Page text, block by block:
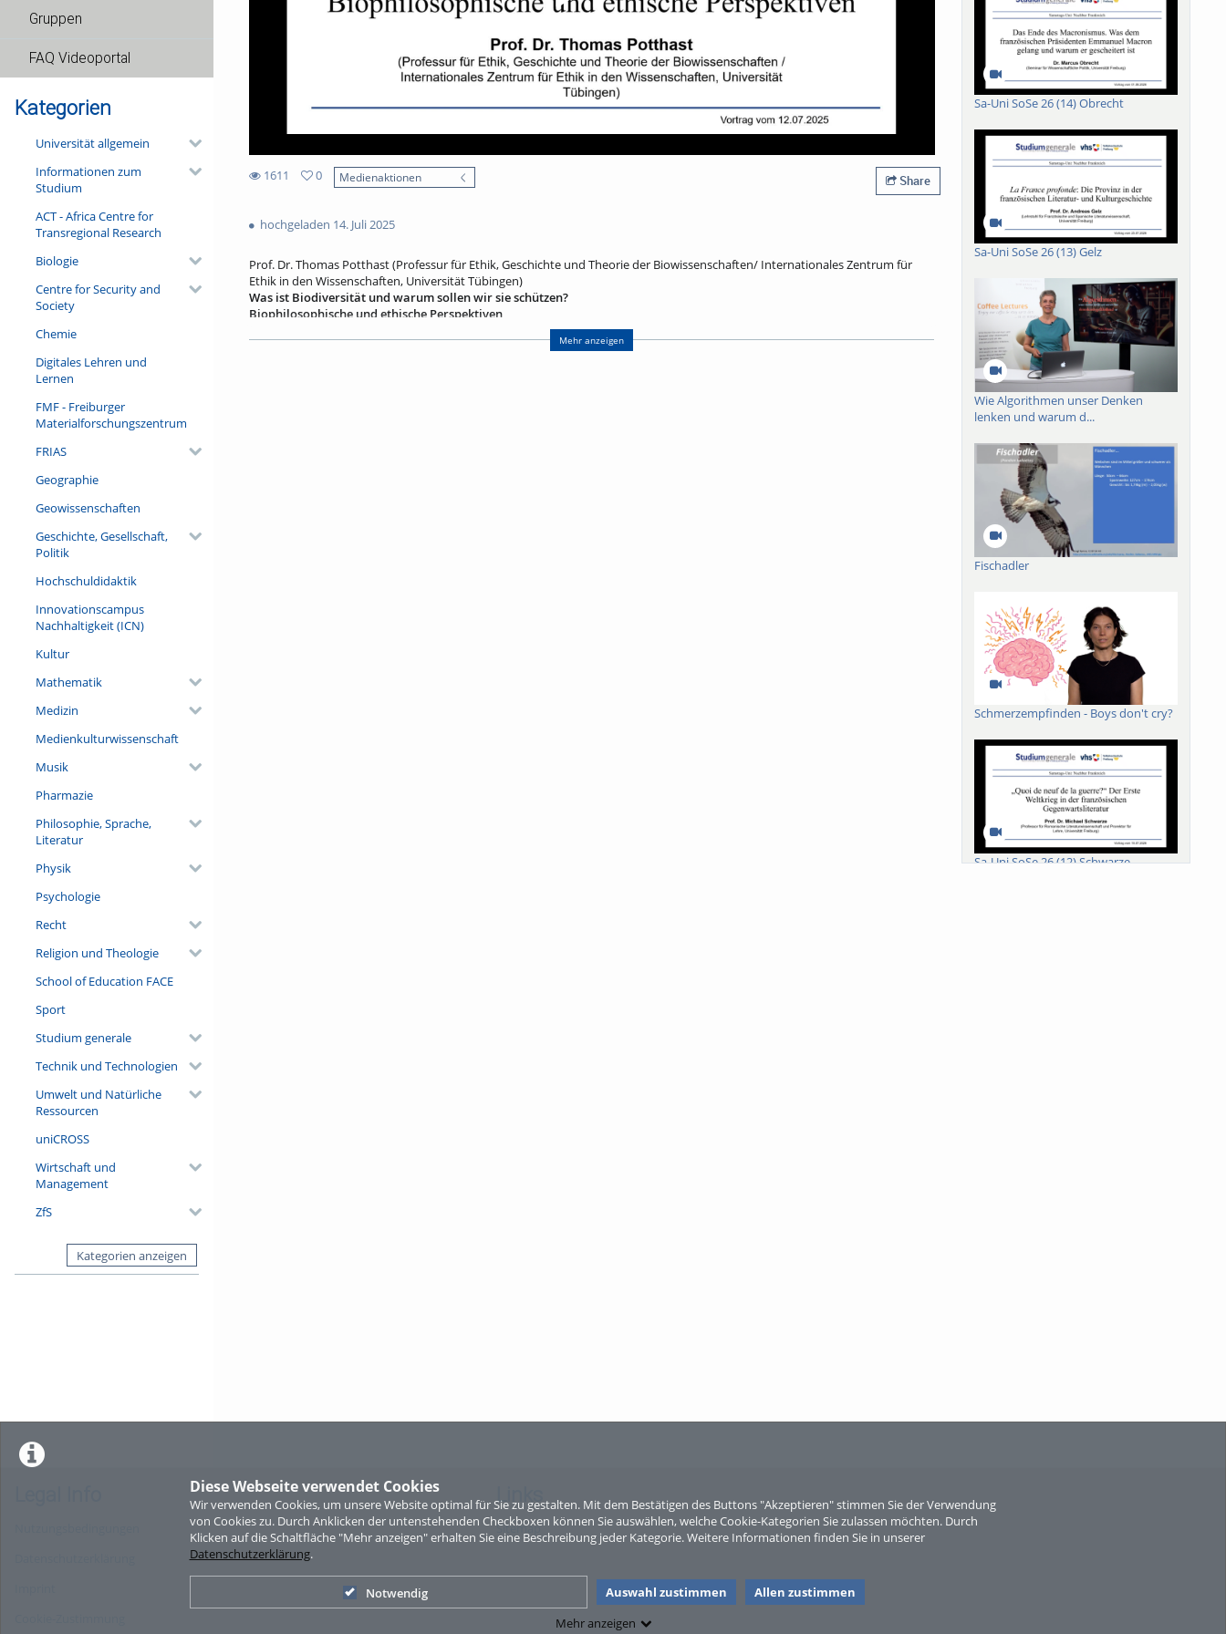
Diese Webseite verwendet Cookies
Wir verwenden Cookies, um unsere Website optimal für Sie zu gestalten. Mit dem Bestätigen des Buttons "Akzeptieren" stimmen Sie der Verwendung
von Cookies zu. Durch Anklicken der untenstehenden Checkboxen können Sie auswählen, welche Cookie-Kategorien Sie zulassen möchten. Durch
Klicken auf die Schaltfläche "Mehr anzeigen" erhalten Sie eine Beschreibung jeder Kategorie. Weitere Informationen finden Sie in unserer
Datenschutzerklärung.
Notwendig Auswahl zustimmen
Allen zustimmen
Mehr anzeigen
Gruppen
FAQ Videoportal
Kategorien
Universität allgemein
Informationen zum
Studium
ACT - Africa Centre for
Transregional Research
Biologie
Centre for Security and
Society
Chemie
Digitales Lehren und
Lernen
FMF - Freiburger
Materialforschungszentrum
FRIAS
Geographie
Geowissenschaften
Geschichte, Gesellschaft,
Politik
Hochschuldidaktik
Innovationscampus
Nachhaltigkeit (ICN)
Kultur
Mathematik
Medizin
Medienkulturwissenschaft
Musik
Pharmazie
Philosophie, Sprache,
Literatur
Physik
Psychologie
Recht
Religion und Theologie
School of Education FACE
Sport
Studium generale
Technik und Technologien
Umwelt und Natürliche
Ressourcen
uniCROSS
Wirtschaft und
Management
ZfS
Kategorien anzeigen
1611
views
0
Medienaktionen Share
hochgeladen 14. Juli 2025
Prof. Dr. Thomas Potthast (Professur für Ethik, Geschichte und Theorie der Biowissenschaften/ Internationales Zentrum für
Ethik in den Wissenschaften, Universität Tübingen)
Was ist Biodiversität und warum sollen wir sie schützen?
Biophilosophische und ethische Perspektiven
Wir leben in Zeiten (auch) einer Biodiversitätskrise. Doch was genau meint der Ausdruck „Biodiversität“, der erst in den spätern
1980er Jahren geprägt wurde? Umfasst er das Leben an sich, alle Lebensformen, alle Spezies und Ökosysteme? Aus Perspektive
Mehr anzeigen
Sa-Uni SoSe 26 (14) Obrecht
Sa-Uni SoSe 26 (13) Gelz
Wie Algorithmen unser Denken
lenken und warum d...
Fischadler
Schmerzempfinden - Boys don't cry?
Sa-Uni SoSe 26 (12) Schwarze
Sperber
Links
Sitemap